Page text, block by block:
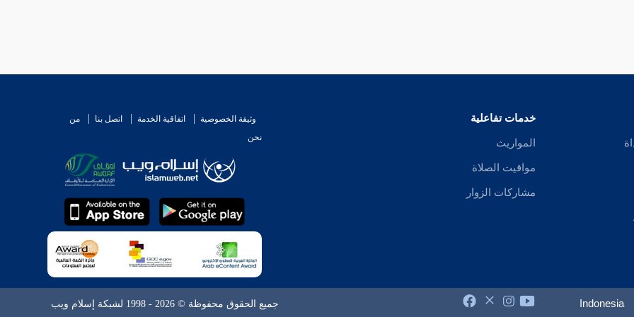
خدمات تفاعلية
المواريث
مواقيت الصلاة
مشاركات الزوار
وثيقة الخصوصية اتفاقية الخدمة اتصل بنا
من
نحن
Indonesia جميع الحقوق محفوظة © 2026 - 1998 لشبكة إسلام ويب